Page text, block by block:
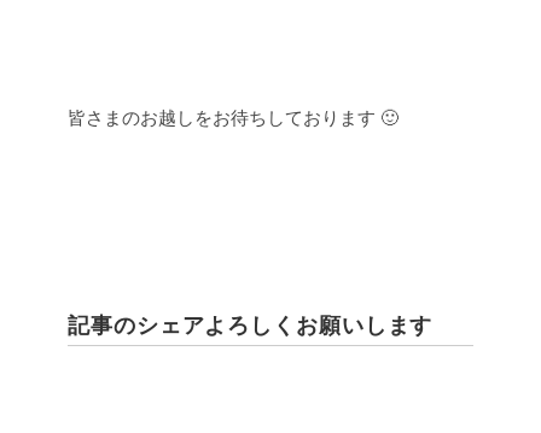
皆さまのお越しをお待ちしております 🙂
記事のシェアよろしくお願いします